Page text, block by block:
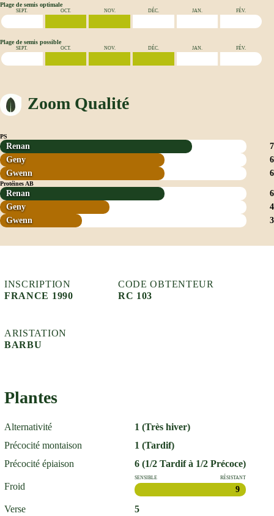
Plage de semis optimale
SEPT. OCT. NOV. DÉC. JAN. FÉV.
Plage de semis possible
SEPT. OCT. NOV. DÉC. JAN. FÉV.
Zoom Qualité
PS
Renan
7
Geny
6
Gwenn
6
Protéines AB
Renan
6
Geny
4
Gwenn
3
INSCRIPTION
FRANCE 1990
CODE OBTENTEUR
RC 103
ARISTATION
BARBU
Plantes
Alternativité
1 (Très hiver)
Précocité montaison
1 (Tardif)
Précocité épiaison
6 (1/2 Tardif à 1/2 Précoce)
Froid
SENSIBLE RÉSISTANT
9
Verse 5